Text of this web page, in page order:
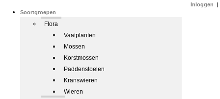
Soortgroepen
Flora
Vaatplanten
Mossen
Korstmossen
Paddenstoelen
Kranswieren
Wieren
Inloggen |